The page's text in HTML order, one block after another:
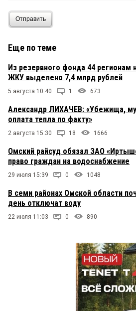
Отправить
Еще по теме
Из резервного фонда 44 регионам
ЖКУ выделено 7,4 млрд рублей
5 августа 10:40 1 673
Александр ЛИХАЧЕВ: «Убежища,
оплата тепла по факту»
2 августа 15:30 18 1666
Омский райсуд обязал ЗАО
право граждан на водоснабжение
29 июля 15:39 0 1048
В семи районах Омской области
день отключат воду
22 июля 11:03 0 890